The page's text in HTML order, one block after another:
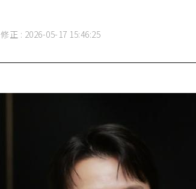
修正 : 2026-05-17 15:46:25